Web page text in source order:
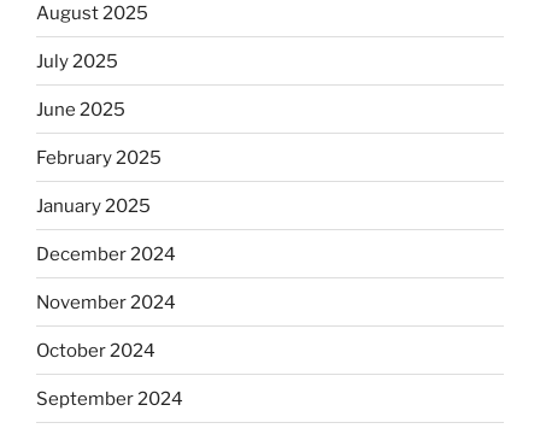
August 2025
July 2025
June 2025
February 2025
January 2025
December 2024
November 2024
October 2024
September 2024